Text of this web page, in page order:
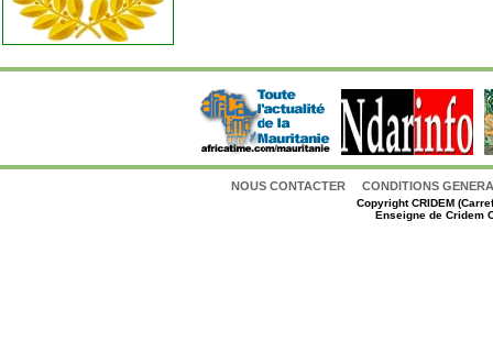
NOUS CONTACTER CONDITIONS
CopyrightCRIDEM
Enseigne de Cridem